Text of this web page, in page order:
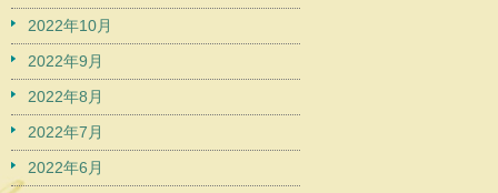
2022年10月
2022年9月
2022年8月
2022年7月
2022年6月